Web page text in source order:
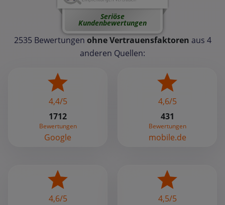
Seriöse
Kundenbewertungen
2535 Bewertungen ohne Vertrauensfaktoren aus 4
anderen Quellen:
4,4/5
1712
Bewertungen
Google
4,6/5
431
Bewertungen
mobile.de
4,6/5
4,5/5